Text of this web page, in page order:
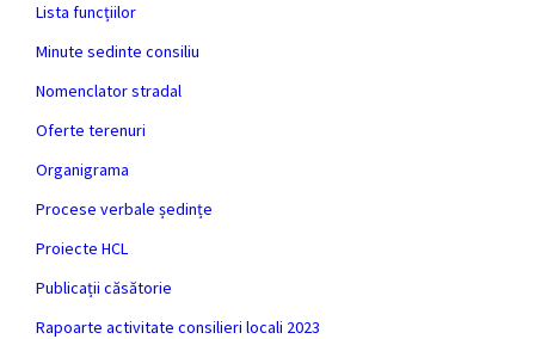
Lista funcțiilor
Minute sedinte consiliu
Nomenclator stradal
Oferte terenuri
Organigrama
Procese verbale ședințe
Proiecte HCL
Publicații căsătorie
Rapoarte activitate consilieri locali 2023